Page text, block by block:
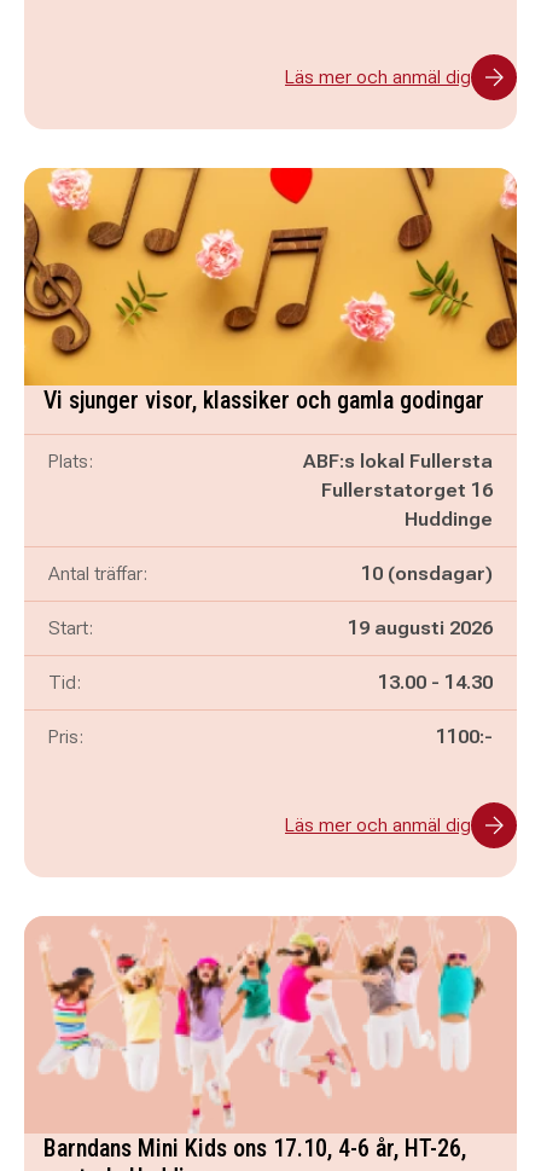
Läs mer och anmäl dig
Vi sjunger visor, klassiker och gamla godingar
Plats:
ABF:s lokal Fullersta
Fullerstatorget 16
Huddinge
Antal träffar: 10 (onsdagar)
Start: 19 augusti 2026
Tid: Pågår mellan
13.00 - och
14.30
Pris: 1100:-
Läs mer och anmäl dig
Barndans Mini Kids ons 17.10, 4-6 år, HT-26,